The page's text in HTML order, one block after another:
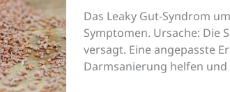
Das Leaky Gut-Syndrom
Symptomen. Ursache: Die
versagt. Eine angepasste
Darmsanierung helfen